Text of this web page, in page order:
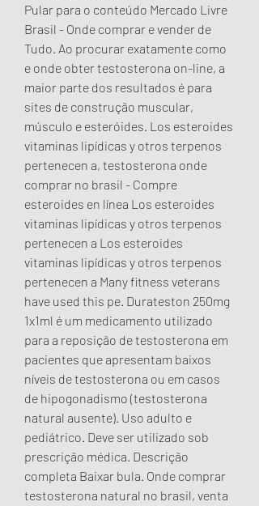
Pular para o conteúdo Mercado Livre
Brasil - Onde comprar e vender de
Tudo. Ao procurar exatamente como
e onde obter testosterona on-line, a
maior parte dos resultados é para
sites de construção muscular,
músculo e esteróides. Los esteroides
vitaminas lipídicas y otros terpenos
pertenecen a, testosterona onde
comprar no brasil - Compre
esteroides en línea Los esteroides
vitaminas lipídicas y otros terpenos
pertenecen a Los esteroides
vitaminas lipídicas y otros terpenos
pertenecen a Many fitness veterans
have used this pe. Durateston 250mg
1x1ml é um medicamento utilizado
para a reposição de testosterona em
pacientes que apresentam baixos
níveis de testosterona ou em casos
de hipogonadismo (testosterona
natural ausente). Uso adulto e
pediátrico. Deve ser utilizado sob
prescrição médica. Descrição
completa Baixar bula. Onde comprar
testosterona natural no brasil, venta